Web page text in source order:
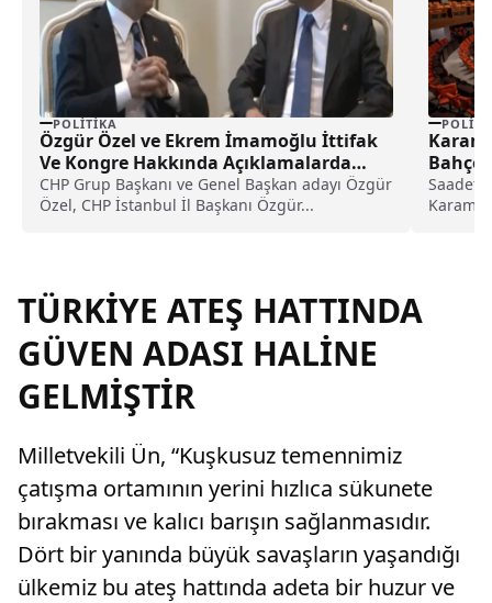
POLITIKA
Özgür Özel ve Ekrem İmamoğlu İttifak
Ve Kongre Hakkında Açıklamalarda
Bulundu
CHP Grup Başkanı ve Genel Başkan adayı Özgür
Özel, CHP İstanbul İl Başkanı Özgür...
Saadet
TÜRKİYE ATEŞ HATTINDA
GÜVEN ADASI HALİNE
GELMİŞTİR
Milletvekili Ün, “Kuşkusuz temennimiz
çatışma ortamının yerini hızlıca sükunete
bırakması ve kalıcı barışın sağlanmasıdır.
Dört bir yanında büyük savaşların yaşandığı
ülkemiz bu ateş hattında adeta bir huzur ve